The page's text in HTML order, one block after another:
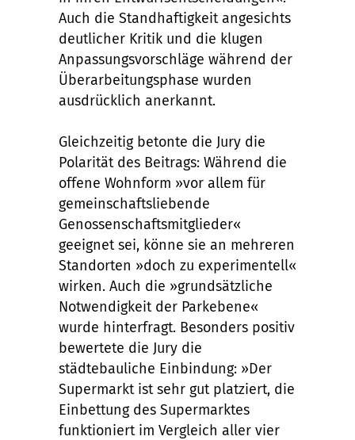
Auch die Standhaftigkeit angesichts
deutlicher Kritik und die klugen
Anpassungsvorschläge während der
Überarbeitungsphase wurden
ausdrücklich anerkannt.
Gleichzeitig betonte die Jury die
Polarität des Beitrags: Während die
offene Wohnform »vor allem für
gemeinschaftsliebende
Genossenschaftsmitglieder«
geeignet sei, könne sie an mehreren
Standorten »doch zu experimentell«
wirken. Auch die »grundsätzliche
Notwendigkeit der Parkebene«
wurde hinterfragt. Besonders positiv
bewertete die Jury die
städtebauliche Einbindung: »Der
Supermarkt ist sehr gut platziert, die
Einbettung des Supermarktes
funktioniert im Vergleich aller vier